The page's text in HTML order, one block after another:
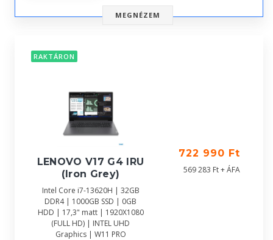
MEGNÉZEM
RAKTÁRON
LENOVO V17 G4 IRU
(Iron Grey)
Intel Core i7-13620H | 32GB
DDR4 | 1000GB SSD | 0GB
HDD | 17,3" matt | 1920X1080
(FULL HD) | INTEL UHD
Graphics | W11 PRO
722 990 Ft
569 283 Ft + ÁFA